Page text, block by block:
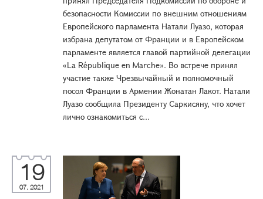
безопасности Комиссии по внешним отношениям
Европейского парламента Натали Луазо, которая
избрана депутатом от Франции и в Европейском
парламенте является главой партийной делегации
«La République en Marche». Во встрече принял
участие также Чрезвычайный и полномочный
посол Франции в Армении Жонатан Лакот. Натали
Луазо сообщила Президенту Саркисяну, что хочет
лично ознакомиться с...
19
07, 2021